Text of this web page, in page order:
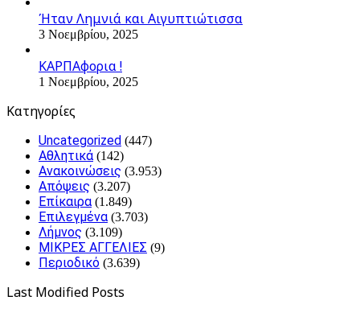
Ήταν Λημνιά και Αιγυπτιώτισσα
3 Νοεμβρίου, 2025
ΚΑΡΠΑφορια !
1 Νοεμβρίου, 2025
Kατηγορίες
Uncategorized (447)
Αθλητικά (142)
Ανακοινώσεις (3.953)
Απόψεις (3.207)
Επίκαιρα (1.849)
Επιλεγμένα (3.703)
Λήμνος (3.109)
ΜΙΚΡΕΣ ΑΓΓΕΛΙΕΣ (9)
Περιοδικό (3.639)
Last Modified Posts